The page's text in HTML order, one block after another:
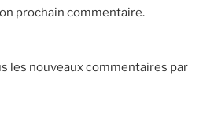
prochain commentaire.
les nouveaux commentaires par